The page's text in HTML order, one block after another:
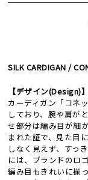
SILK CARDIGAN /
【デザイン(Design)】
カーディガン「コネ
しており、腕や肩が
せ部分は編み目が細
まれた証で、見た目
しなく見えず、すっ
には、ブランドのロ
編み目もきれいに揃